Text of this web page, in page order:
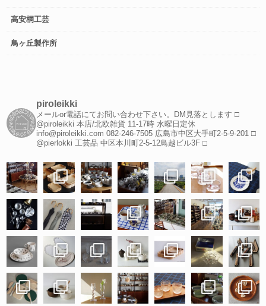
高安桐工芸
鳥ヶ丘製作所
piroleikki
メールor電話にてお問い合わせ下さい。DM見落とします □
@piroleikki 本店/北欧雑貨 11-17時 水曜日定休
info@piroleikki.com 082-246-7505 広島市中区大手町2-5-9-201 □
@pierlokki 工芸品 中区本川町2-5-12鳥越ビル3F □